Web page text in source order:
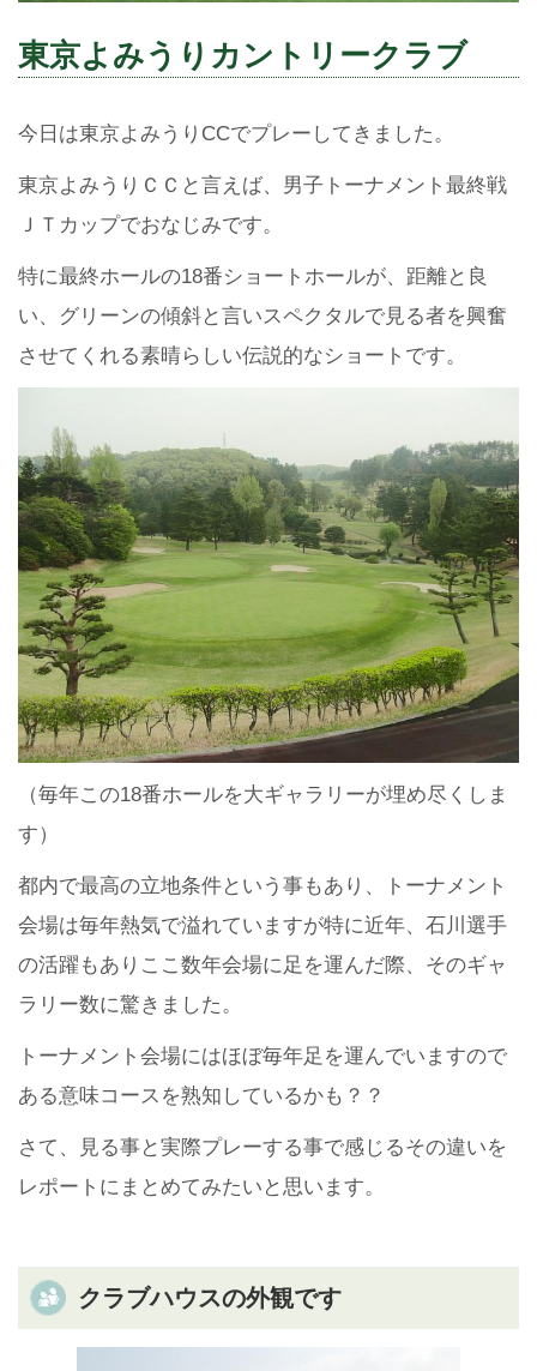
東京よみうりカントリークラブ
今日は東京よみうりCCでプレーしてきました。
東京よみうりＣＣと言えば、男子トーナメント最終戦
ＪＴカップでおなじみです。
特に最終ホールの18番ショートホールが、距離と良
い、グリーンの傾斜と言いスペクタルで見る者を興奮
させてくれる素晴らしい伝説的なショートです。
（毎年この18番ホールを大ギャラリーが埋め尽くしま
す）
都内で最高の立地条件という事もあり、トーナメント
会場は毎年熱気で溢れていますが特に近年、石川選手
の活躍もありここ数年会場に足を運んだ際、そのギャ
ラリー数に驚きました。
トーナメント会場にはほぼ毎年足を運んでいますので
ある意味コースを熟知しているかも？？
さて、見る事と実際プレーする事で感じるその違いを
レポートにまとめてみたいと思います。
クラブハウスの外観です